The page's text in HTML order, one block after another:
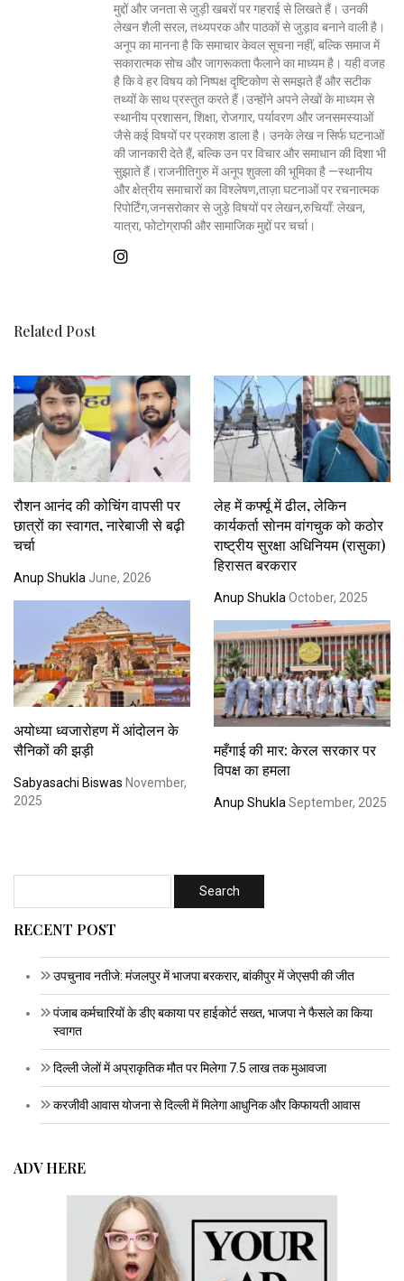
मुद्दों और जनता से जुड़ी खबरों पर गहराई से लिखते हैं। उनकी
लेखन शैली सरल, तथ्यपरक और पाठकों से जुड़ाव बनाने वाली है।
अनूप का मानना है कि समाचार केवल सूचना नहीं, बल्कि समाज में
सकारात्मक सोच और जागरूकता फैलाने का माध्यम है। यही वजह
है कि वे हर विषय को निष्पक्ष दृष्टिकोण से समझते हैं और सटीक
तथ्यों के साथ प्रस्तुत करते हैं।उन्होंने अपने लेखों के माध्यम से
स्थानीय प्रशासन, शिक्षा, रोजगार, पर्यावरण और जनसमस्याओं
जैसे कई विषयों पर प्रकाश डाला है। उनके लेख न सिर्फ घटनाओं
की जानकारी देते हैं, बल्कि उन पर विचार और समाधान की दिशा भी
सुझाते हैं।राजनीतिगुरु में अनूप शुक्ला की भूमिका है —स्थानीय
और क्षेत्रीय समाचारों का विश्लेषण,ताज़ा घटनाओं पर रचनात्मक
रिपोर्टिंग,जनसरोकार से जुड़े विषयों पर लेखन,रुचियाँ: लेखन,
यात्रा, फोटोग्राफी और सामाजिक मुद्दों पर चर्चा।
Related Post
रौशन आनंद की कोचिंग वापसी पर
छात्रों का स्वागत, नारेबाजी से बढ़ी
चर्चा
Anup Shukla June, 2026
लेह में कर्फ्यू में ढील, लेकिन
कार्यकर्ता सोनम वांगचुक को कठोर
राष्ट्रीय सुरक्षा अधिनियम (रासुका)
हिरासत बरकरार
Anup ShuklaOctober, 2025
अयोध्या ध्वजारोहण में आंदोलन के
सैनिकों की झड़ी
Sabyasachi Biswas November,
2025
महँगाई की मार: केरल सरकार पर
विपक्ष का हमला
Anup Shukla September, 2025
RECENT POST
उपचुनाव नतीजे: मंजलपुर में भाजपा बरकरार, बांकीपुर में जेएसपी की जीत
पंजाब कर्मचारियों के डीए बकाया पर हाईकोर्ट सख्त, भाजपा ने फैसले का किया
स्वागत
दिल्ली जेलों में अप्राकृतिक मौत पर मिलेगा 7.5 लाख तक मुआवजा
करजीवी आवास योजना से दिल्ली में मिलेगा आधुनिक और किफायती आवास
ADV HERE